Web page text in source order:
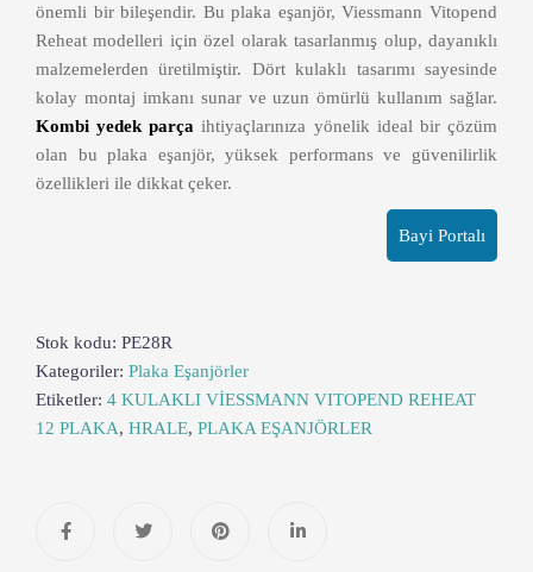
önemli bir bileşendir. Bu plaka eşanjör, Viessmann Vitopend
Reheat modelleri için özel olarak tasarlanmış olup, dayanıklı
malzemelerden üretilmiştir. Dört kulaklı tasarımı sayesinde
kolay montaj imkanı sunar ve uzun ömürlü kullanım sağlar.
Kombi yedek parça ihtiyaçlarınıza yönelik ideal bir çözüm
olan bu plaka eşanjör, yüksek performans ve güvenilirlik
özellikleri ile dikkat çeker.
Bayi Portalı
Stok kodu: PE28R
Kategoriler: Plaka Eşanjörler
Etiketler: 4 KULAKLI VİESSMANN VITOPEND REHEAT
12 PLAKA, HRALE, PLAKA EŞANJÖRLER